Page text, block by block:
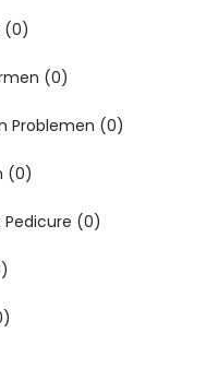
(0)
(0)
Problemen (0)
(0)
(0)